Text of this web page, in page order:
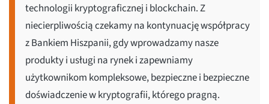
technologii kryptograficznej i blockchain. Z
niecierpliwością czekamy na kontynuację współpracy
z Bankiem Hiszpanii, gdy wprowadzamy nasze
produkty i usługi na rynek i zapewniamy
użytkownikom kompleksowe, bezpieczne i bezpieczne
doświadczenie w kryptografii, którego pragną.